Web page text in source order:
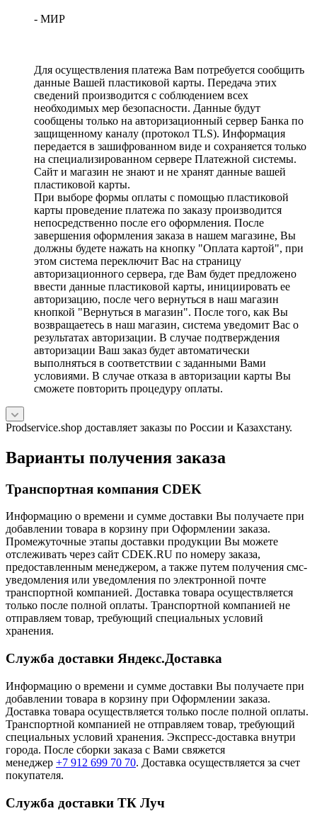
- МИР
Для осуществления платежа Вам потребуется сообщить
данные Вашей пластиковой карты. Передача этих
сведений производится с соблюдением всех
необходимых мер безопасности. Данные будут
сообщены только на авторизационный сервер Банка по
защищенному каналу (протокол TLS). Информация
передается в зашифрованном виде и сохраняется только
на специализированном сервере Платежной системы.
Сайт и магазин не знают и не хранят данные вашей
пластиковой карты.
При выборе формы оплаты с помощью пластиковой
карты проведение платежа по заказу производится
непосредственно после его оформления. После
завершения оформления заказа в нашем магазине, Вы
должны будете нажать на кнопку "Оплата картой", при
этом система переключит Вас на страницу
авторизационного сервера, где Вам будет предложено
ввести данные пластиковой карты, инициировать ее
авторизацию, после чего вернуться в наш магазин
кнопкой "Вернуться в магазин". После того, как Вы
возвращаетесь в наш магазин, система уведомит Вас о
результатах авторизации. В случае подтверждения
авторизации Ваш заказ будет автоматически
выполняться в соответствии с заданными Вами
условиями. В случае отказа в авторизации карты Вы
сможете повторить процедуру оплаты.
Prodservice.shop доставляет заказы по России и Казахстану.
Варианты получения заказа
Транспортная компания CDEK
Информацию о времени и сумме доставки Вы получаете при
добавлении товара в корзину при Оформлении заказа.
Промежуточные этапы доставки продукции Вы можете
отслеживать через сайт CDEK.RU по номеру заказа,
предоставленным менеджером, а также путем получения смс-
уведомления или уведомления по электронной почте
транспортной компанией. Доставка товара осуществляется
только после полной оплаты. Транспортной компанией не
отправляем товар, требующий специальных условий
хранения.
Служба доставки Яндекс.Доставка
Информацию о времени и сумме доставки Вы получаете при
добавлении товара в корзину при Оформлении заказа.
Доставка товара осуществляется только после полной оплаты.
Транспортной компанией не отправляем товар, требующий
специальных условий хранения. Экспресс-доставка внутри
города. После сборки заказа с Вами свяжется
менеджер +7 912 699 70 70. Доставка осуществляется за счет
покупателя.
Служба доставки ТК Луч